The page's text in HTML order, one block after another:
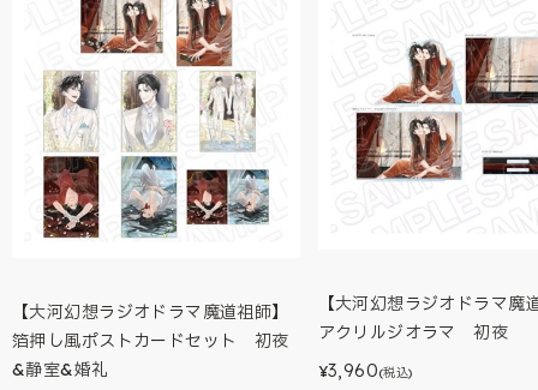
【大河幻想ラジオドラマ魔道祖師】
箔押し風ポストカードセット 初夜
&静室&婚礼
【大河幻想ラジオドラマ魔
アクリルジオラマ 初夜
¥3,960(税込)